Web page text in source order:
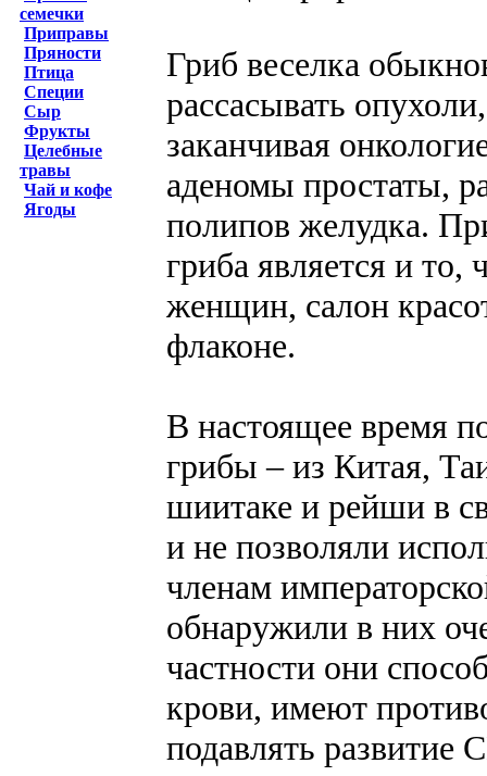
семечки
Приправы
Пряности
Птица
Специи
Сыр
Фрукты
Целебные
травы
Чай и кофе
Ягоды
Гриб веселка
рассасывать
заканчивая
аденомы простаты,
полипов желудка.
гриба является и то,
женщин, салон
флаконе.
В настоящее время
грибы – из Китая,
шиитаке и рейши в
и не позволяли
членам
обнаружили в них
частности они
крови, имеют
подавлять развитие